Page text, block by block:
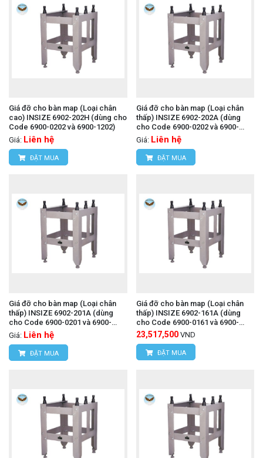
Giá đỡ cho bàn map (Loại chân
cao) INSIZE 6902-202H (dùng cho
Code 6900-0202 và 6900-1202)
Giá: Liên hệ
ĐẶT MUA
Giá đỡ cho bàn map (Loại chân
thấp) INSIZE 6902-202A (dùng
cho Code 6900-0202 và 6900-
1202)
Giá: Liên hệ
ĐẶT MUA
Giá đỡ cho bàn map (Loại chân
thấp) INSIZE 6902-201A (dùng
cho Code 6900-0201 và 6900-
1201)
Giá: Liên hệ
ĐẶT MUA
Giá đỡ cho bàn map (Loại chân
thấp) INSIZE 6902-161A (dùng
cho Code 6900-0161 và 6900-
1161)
23,517,500 VND
ĐẶT MUA